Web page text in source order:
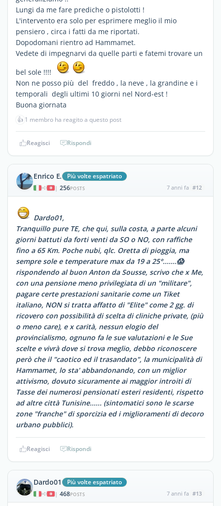
Lungi da me fare prediche o pistolotti !
L'intervento era solo per esprimere meglio il mio
pensiero , circa i fatti da me riportati.
Dopodomani rientro ad Hammamet.
Vedete di impegnarvi da quelle parti e fatemi trovare un
bel sole !!!!
Non ne posso più del freddo , la neve , la grandine e i
temporali degli ultimi 10 giorni nel Nord-est !
Buona giornata
👍 1 membro ha reagito a questo post
Reagisci Rispondi
Enrico E. Più volte espatriato
| 256POSTS 7 anni fa #12
Dardo01,
Tranquillo pure TE, che qui, sulla costa, a parte alcuni
giorni battuti da forti venti da SO o NO, con raffiche
fino a 65 Km. Poche nubi, qlc. Oretta di pioggia, ma
sempre sole e temperature max da 19 a 25°.......😱
rispondendo al buon Anton da Sousse, scrivo che x Me,
con una pensione meno privilegiata di un "militare",
pagare certe prestazioni sanitarie come un Tiket
italiano, NON si tratta affatto di "Elite" come 2 gg. di
ricovero con possibilità di scelta di cliniche private, (più
o meno care), e x carità, nessun elogio del
provincialismo, ognuno fa le sue valutazioni e le Sue
scelte e vivrà dove si trova meglio, debbo riconoscere
però che il "caotico ed il trasandato", la municipalità di
Hammamet, lo sta' abbandonando, con un miglior
attivismo, dovuto sicuramente ai maggior introiti di
Tasse dei numerosi pensionati esteri residenti, rispetto
ad altre città Tunisine...... (sintomatici sono le scarse
zone "franche" di sporcizia ed i miglioramenti di decoro
urbano pubblici).
Reagisci Rispondi
Dardo01 Più volte espatriato
| 468POSTS 7 anni fa #13